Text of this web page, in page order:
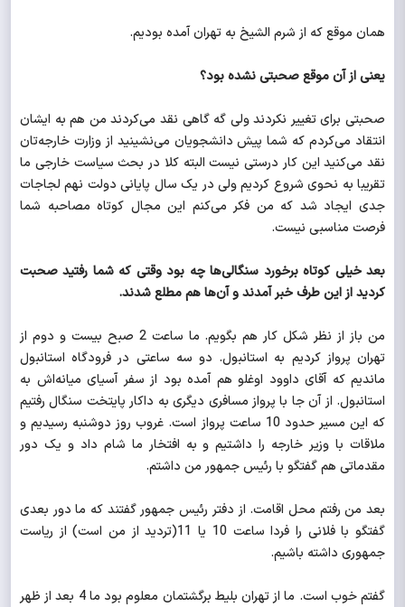
همان موقع که از شرم الشیخ به تهران آمده بودیم.
یعنی از آن موقع صحبتی نشده بود؟
صحبتی برای تغییر نکردند ولی گه گاهی نقد می‌کردند من هم به ایشان
انتقاد می‌کردم که شما پیش دانشجویان می‌نشینید از وزارت خارجه‌تان
نقد می‌کنید این کار درستی نیست البته کلا در بحث سیاست خارجی ما
تقریبا به نحوی شروع کردیم ولی در یک سال پایانی دولت نهم لجاجات
جدی ایجاد شد که من فکر می‌کنم این مجال کوتاه مصاحبه شما
فرصت مناسبی نیست.
بعد خیلی کوتاه برخورد سنگالی‌ها چه بود وقتی که شما رفتید صحبت
کردید از این طرف خبر آمدند و آن‌ها هم مطلع شدند.
من باز از نظر شکل کار هم بگویم. ما ساعت 2 صبح بیست و دوم از
تهران پرواز کردیم به استانبول. دو سه ساعتی در فرودگاه استانبول
ماندیم که آقای داوود اوغلو هم آمده بود از سفر آسیای میانه‌اش به
استانبول. از آن جا با پرواز مسافری دیگری به داکار پایتخت سنگال رفتیم
که این مسیر حدود 10 ساعت پرواز است. غروب روز دوشنبه رسیدیم و
ملاقات با وزیر خارجه را داشتیم و به افتخار ما شام داد و یک دور
مقدماتی هم گفتگو با رئیس جمهور من داشتم.
بعد من رفتم محل اقامت. از دفتر رئیس جمهور گفتند که ما دور بعدی
گفتگو با فلانی را فردا ساعت 10 یا 11(تردید از من است) از ریاست
جمهوری داشته باشیم.
گفتم خوب است. ما از تهران بلیط برگشتمان معلوم بود ما 4 بعد از ظهر